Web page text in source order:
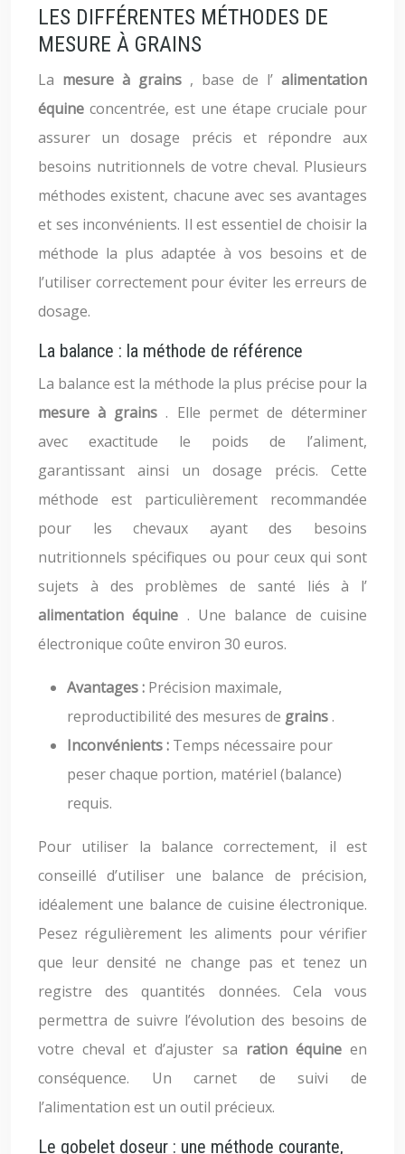
LES DIFFÉRENTES MÉTHODES DE
MESURE À GRAINS
La mesure à grains , base de l’ alimentation
équine concentrée, est une étape cruciale pour
assurer un dosage précis et répondre aux
besoins nutritionnels de votre cheval. Plusieurs
méthodes existent, chacune avec ses avantages
et ses inconvénients. Il est essentiel de choisir la
méthode la plus adaptée à vos besoins et de
l’utiliser correctement pour éviter les erreurs de
dosage.
La balance : la méthode de référence
La balance est la méthode la plus précise pour la
mesure à grains. Elle permet de déterminer
avec exactitude le poids de l’aliment,
garantissant ainsi un dosage précis. Cette
méthode est particulièrement recommandée
pour les chevaux ayant des besoins
nutritionnels spécifiques ou pour ceux qui sont
sujets à des problèmes de santé liés à l’
alimentation équine . Une balance de cuisine
électronique coûte environ 30 euros.
Avantages : Précision maximale,
reproductibilité des mesures de grains.
Inconvénients : Temps nécessaire pour
peser chaque portion, matériel (balance)
requis.
Pour utiliser la balance correctement, il est
conseillé d’utiliser une balance de précision,
idéalement une balance de cuisine électronique.
Pesez régulièrement les aliments pour vérifier
que leur densité ne change pas et tenez un
registre des quantités données. Cela vous
permettra de suivre l’évolution des besoins de
votre cheval et d’ajuster sa ration équineen
conséquence. Un carnet de suivi de
l’alimentation est un outil précieux.
Le gobelet doseur : une méthode courante,